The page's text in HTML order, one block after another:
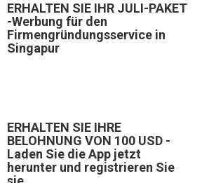
ERHALTEN SIE IHR JULI-PAKET
-Werbung für den
Firmengründungsservice in
Singapur
ERHALTEN SIE IHRE
BELOHNUNG VON 100 USD -
Laden Sie die App jetzt
herunter und registrieren Sie